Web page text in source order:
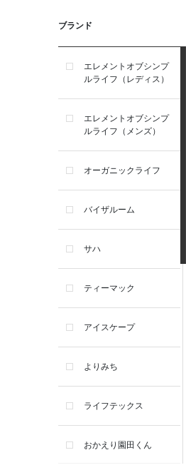
ブランド
エレメントオブシンプ
ルライフ（レディス）
エレメントオブシンプ
ルライフ（メンズ）
オーガニックライフ
バイザルーム
サハ
ティーマック
アイスケープ
よりみち
ライフテックス
おかえり園田くん